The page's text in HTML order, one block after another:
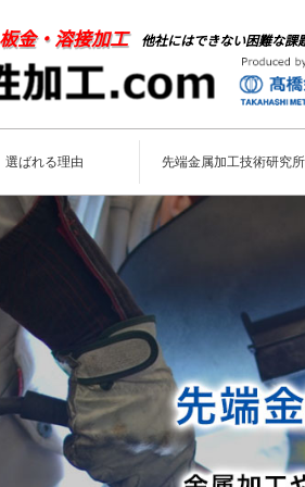
金・溶接加工他社にはできない困難な課
選ばれる理由 先端金属加工技術研究所